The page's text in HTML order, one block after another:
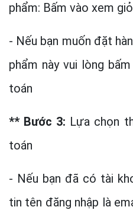
phẩm: Bấm vào xem
- Nếu bạn muốn đặt
phẩm này vui lòng
toán
** Bước 3: Lựa chọn
toán
- Nếu bạn đã có tài
tin tên đăng nhập là